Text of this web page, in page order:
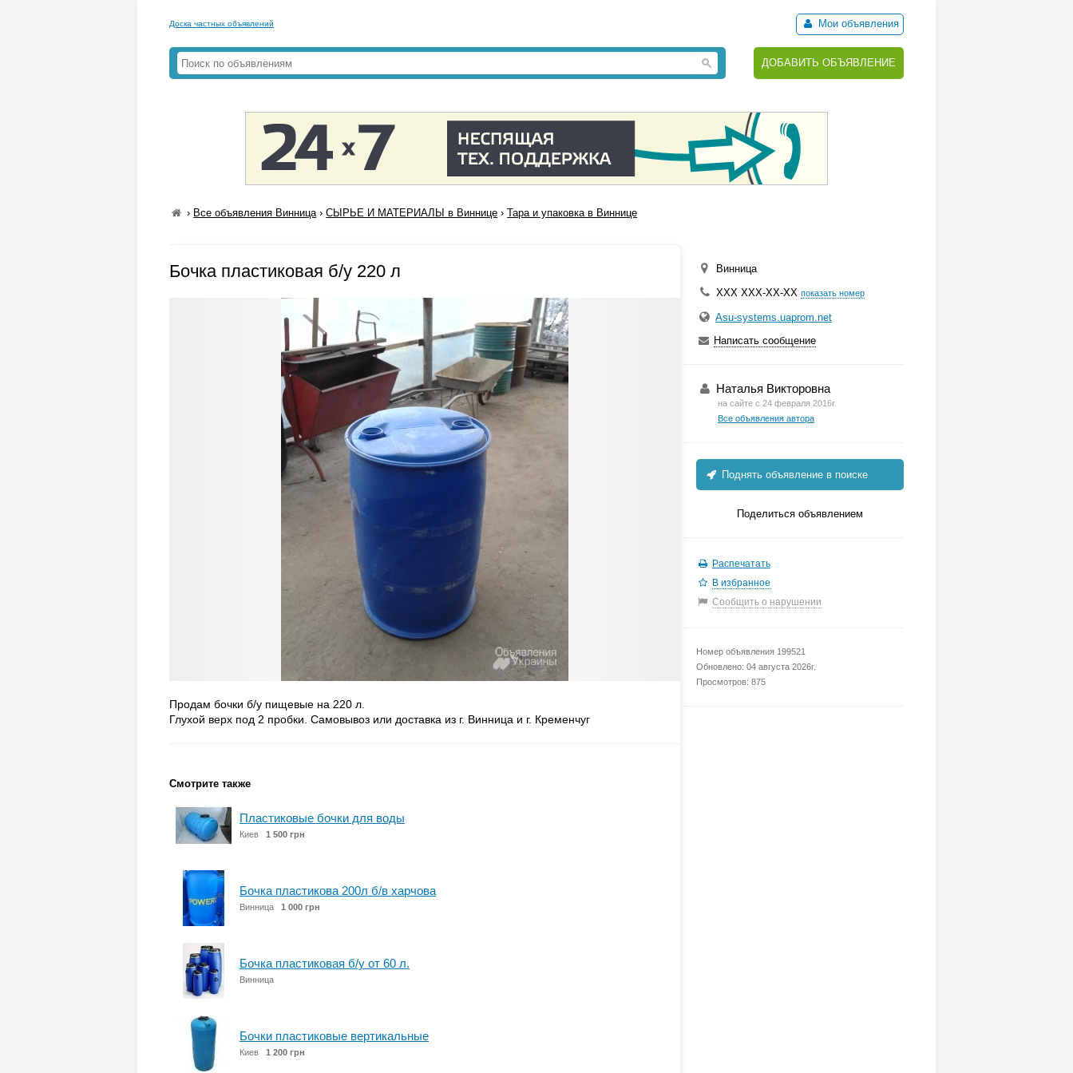
Доска частных объявлений Мои объявления
ДОБАВИТЬ ОБЪЯВЛЕНИЕ
› Все объявления Винница›СЫРЬЕ И МАТЕРИАЛЫ в Виннице ›Тара и упаковка в Виннице
Бочка пластиковая б/у 220 л
Продам бочки б/у пищевые на 220 л.
Глухой верх под 2 пробки. Самовывоз или доставка из г. Винница и г. Кременчуг
Смотрите также
Пластиковые бочки для воды
Киев 1 500 грн
Бочка пластикова 200л б/в харчова
Винница 1 000 грн
Бочка пластиковая б/у от 60 л.
Винница
Бочки пластиковые вертикальные
Киев 1 200 грн
Винница
ХХХ ХХХ-ХХ-ХХ показать номер
Asu-systems.uaprom.net
Написать сообщение
Наталья Викторовна
на сайте с 24 февраля 2016г.
Все объявления автора
Поднять объявление в поиске
Поделиться объявлением
Распечатать
В избранное
Сообщить о нарушении
Номер объявления 199521
Обновлено: 04 августа 2026г.
Просмотров: 875